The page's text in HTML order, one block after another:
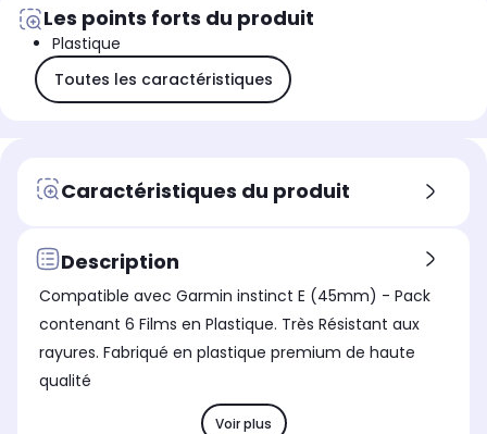
Les points forts du produit
Plastique
Toutes les caractéristiques
Caractéristiques du produit
Description
Compatible avec Garmin instinct E (45mm) - Pack
contenant 6 Films en Plastique. Très Résistant aux
rayures. Fabriqué en plastique premium de haute
qualité
Voir plus